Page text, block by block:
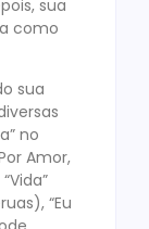
sua
como
sua
no
Amor,
“Eu